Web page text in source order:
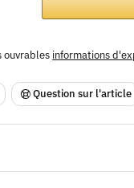
ouvrables informations
Question sur l'article